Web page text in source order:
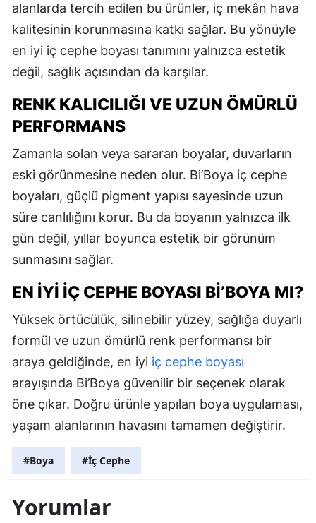
alanlarda tercih edilen bu ürünler, iç mekân hava
kalitesinin korunmasına katkı sağlar. Bu yönüyle
en iyi iç cephe boyası tanımını yalnızca estetik
değil, sağlık açısından da karşılar.
RENK KALICILIĞI VE UZUN ÖMÜRLÜ
PERFORMANS
Zamanla solan veya sararan boyalar, duvarların
eski görünmesine neden olur. Bi’Boya iç cephe
boyaları, güçlü pigment yapısı sayesinde uzun
süre canlılığını korur. Bu da boyanın yalnızca ilk
gün değil, yıllar boyunca estetik bir görünüm
sunmasını sağlar.
EN İYI İÇ CEPHE BOYASI BI’BOYA MI?
Yüksek örtücülük, silinebilir yüzey, sağlığa duyarlı
formül ve uzun ömürlü renk performansı bir
araya geldiğinde, en iyi iç cephe boyası
arayışında Bi’Boya güvenilir bir seçenek olarak
öne çıkar. Doğru ürünle yapılan boya uygulaması,
yaşam alanlarının havasını tamamen değiştirir.
#Boya #İç Cephe
Yorumlar